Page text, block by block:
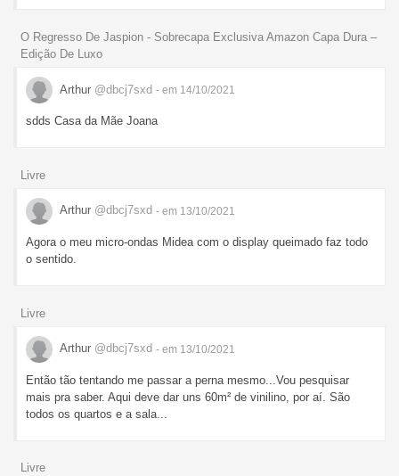
O Regresso De Jaspion - Sobrecapa Exclusiva Amazon Capa Dura –
Edição De Luxo
Arthur @dbcj7sxd - em 14/10/2021
sdds Casa da Mãe Joana
Livre
Arthur @dbcj7sxd - em 13/10/2021
Agora o meu micro-ondas Midea com o display queimado faz todo
o sentido.
Livre
Arthur @dbcj7sxd - em 13/10/2021
Então tão tentando me passar a perna mesmo...Vou pesquisar
mais pra saber. Aqui deve dar uns 60m² de vinilino, por aí. São
todos os quartos e a sala...
Livre